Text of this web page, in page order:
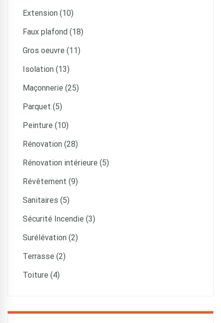
Extension (10)
Faux plafond (18)
Gros oeuvre (11)
Isolation (13)
Maçonnerie (25)
Parquet (5)
Peinture (10)
Rénovation (28)
Rénovation intérieure (5)
Révêtement (9)
Sanitaires (5)
Sécurité Incendie (3)
Surélévation (2)
Terrasse (2)
Toiture (4)